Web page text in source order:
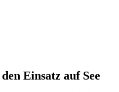
Einsatz auf See